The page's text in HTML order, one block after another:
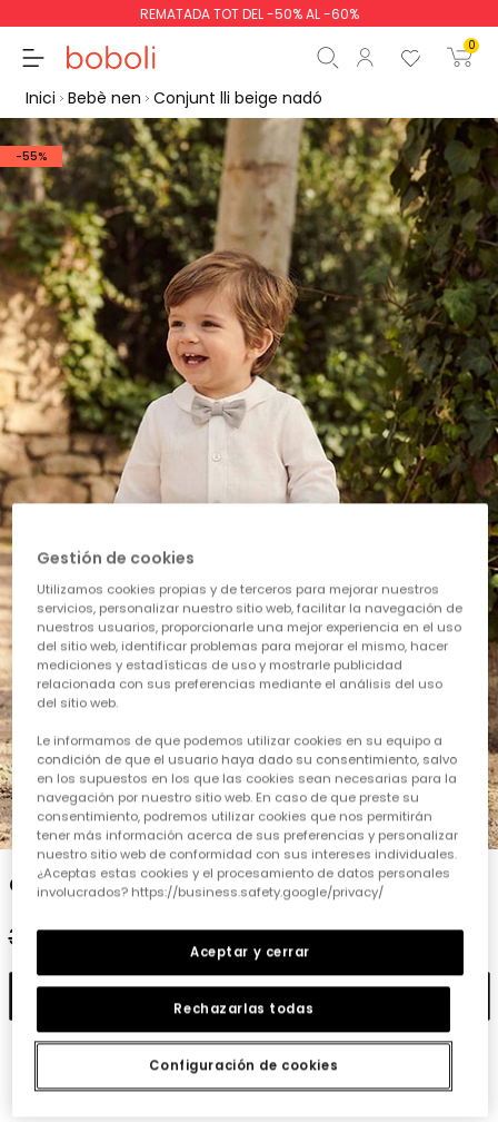
REMATADA TOT DEL -50% AL -60%
0
Subtotal 0,00 €
Total 0,00 €
Continua Començar la
Inici Bebè nen Conjunt lli beige nadó
-55%
1 2 3 4 5 6 7 8
Conjunt lli beige nadó
39,95 € 19,95 € 17,95 €
Afegir
Gestión de cookies
Utilizamos cookies propias y de terceros para mejorar nuestros
servicios, personalizar nuestro sitio web, facilitar la navegación de
nuestros usuarios, proporcionarle una mejor experiencia en el uso
del sitio web, identificar problemas para mejorar el mismo, hacer
mediciones y estadísticas de uso y mostrarle publicidad
relacionada con sus preferencias mediante el análisis del uso
del sitio web.
Le informamos de que podemos utilizar cookies en su equipo a
condición de que el usuario haya dado su consentimiento, salvo
en los supuestos en los que las cookies sean necesarias para la
navegación por nuestro sitio web. En caso de que preste su
consentimiento, podremos utilizar cookies que nos permitirán
tener más información acerca de sus preferencias y personalizar
nuestro sitio web de conformidad con sus intereses individuales.
¿Aceptas estas cookies y el procesamiento de datos personales
involucrados? https://business.safety.google/privacy/
Configuración de cookies
Rechazarlas todas
Aceptar y cerrar